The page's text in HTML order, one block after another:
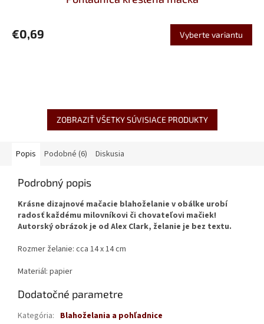
€0,69 Vyberte variantu
ZOBRAZIŤ VŠETKY SÚVISIACE PRODUKTY
Popis Podobné (6) Diskusia
Podrobný popis
Krásne dizajnové mačacie blahoželanie v obálke urobí
radosť každému milovníkovi či chovateľovi mačiek!
Autorský obrázok je od Alex Clark, želanie je bez textu.
Rozmer želanie: cca 14 x 14 cm
Materiál: papier
Dodatočné parametre
Kategória: Blahoželania a pohľadnice